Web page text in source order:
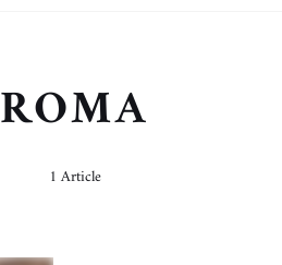
ROMA
1 Article